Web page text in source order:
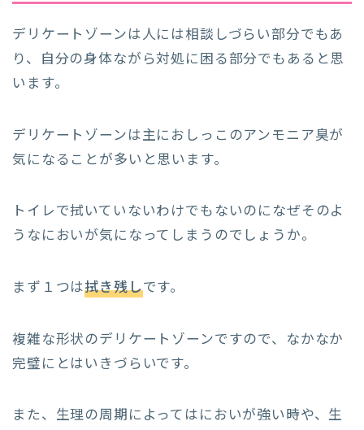
デリケートゾーンは人には相談しづらい部分でもあ
り、自分の身体ながら対処に困る部分でもあると思
います。
デリケートゾーンは主におしっこのアンモニア臭が
気になることが多いと思います。
トイレで拭いていないわけでもないのになぜそのよ
うなにおいが気になってしまうのでしょうか。
まず１つは拭き残しです。
複雑な形状のデリケートゾーンですので、なかなか
完璧にとはいきづらいです。
また、生理の周期によってはにおいが強い時や、生